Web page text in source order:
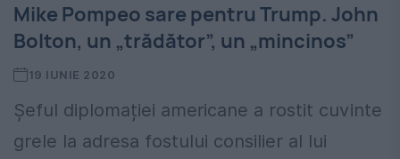
Mike Pompeo sare pentru Trump. John
Bolton, un „trădător”, un „mincinos”
19 IUNIE 2020
Șeful diplomației americane a rostit cuvinte
grele la adresa fostului consilier al lui